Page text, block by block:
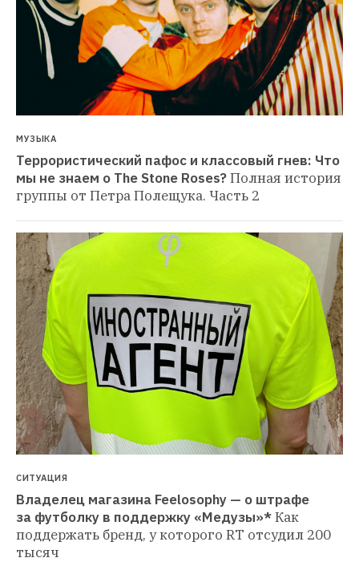
МУЗЫКА
Террористический пафос и классовый гнев: Что
мы не знаем о The Stone Roses?Полная история
группы от Петра Полещука. Часть 2
СИТУАЦИЯ
Владелец магазина Feelosophy — о штрафе
за футболку в поддержку «Медузы»*Как
поддержать бренд, у которого RT отсудил 200
тысяч